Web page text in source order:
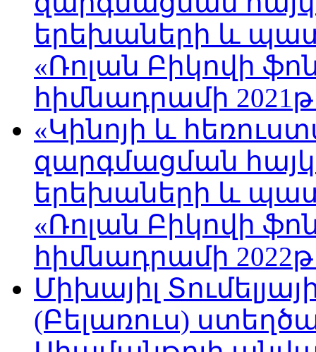
երեխաների և
«Ռոլան Բիկովի
հիմնադրամի
«Կինոյի և
զարգմացման
երեխաների և
«Ռոլան Բիկովի
հիմնադրամի
Միխայիլ
(Բելառուս)